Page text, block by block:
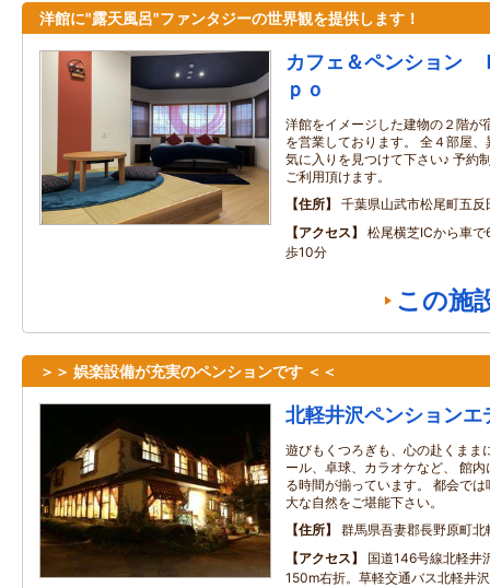
洋館に"露天風呂"ファンタジーの世界観を提供します！
カフェ＆ペンション
ｐｏ
洋館をイメージした建物の２階が
を営業しております。 全４部屋
気に入りを見つけて下さい♪ 予約
ご利用頂けます。
住所
千葉県山武市松尾町五反
アクセス
松尾横芝ICから車
歩10分
この施
＞＞ 娯楽設備が充実のペンションです ＜＜
北軽井沢ペンションエ
遊びもくつろぎも、心の赴くまま
ール、卓球、カラオケなど、 館
る時間が揃っています。 都会で
大な自然をご堪能下さい。
住所
群馬県吾妻郡長野原町
アクセス
国道146号線北軽井
150m右折。草軽交通バス北軽井